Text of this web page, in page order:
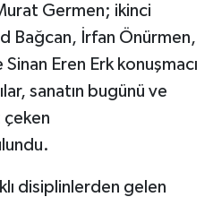
Germen; ikinci
Bağcan, İrfan Önürmen,
Eren Erk konuşmacı
sanatın bugünü ve
disiplinlerden gelen